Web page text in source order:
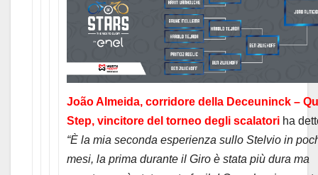
João Almeida, corridore della Deceuninck –
Step, vincitore del torneo degli scalatori ha
“È la mia seconda esperienza sullo Stelvio in
mesi, la prima durante il Giro è stata più dura ma